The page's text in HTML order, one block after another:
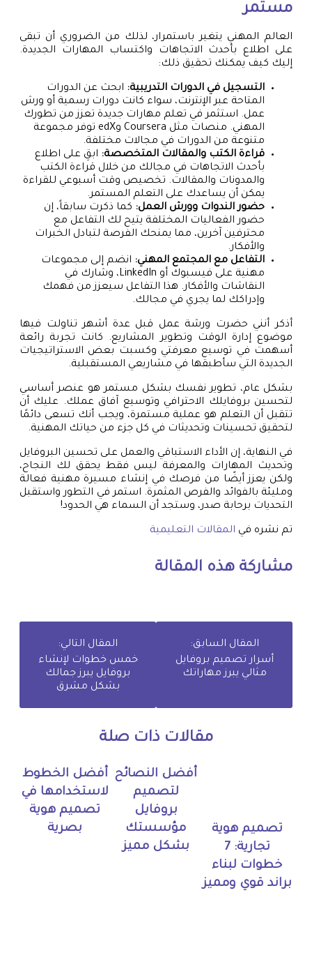
مستمر
العالم المهني يتغير باستمرار، لذلك من الضروري أن تبقى
على اطلاع بأحدث الاتجاهات واكتساب المهارات الجديدة.
إليك كيف يمكنك تحقيق ذلك:
التسجيل في الدورات التدريبية: ابحث عن الدورات
المتاحة عبر الإنترنت، سواء كانت دورات رسمية أو ورش
عمل. استثمر في تعلم مهارات جديدة تعزز من تطورك
المهني. منصات مثل Coursera وedX توفر مجموعة
متنوعة من الدورات في مجالات مختلفة.
قراءة الكتب والمقالات المتخصصة: ابقِ على اطلاع
بأحدث الاتجاهات في مجالك من خلال قراءة الكتب
والمدونات والمقالات. تخصيص وقت أسبوعي للقراءة
يمكن أن يساعدك على التعلم المستمر.
حضور الندوات وورش العمل: كما ذكرت سابقاً، إن
حضور الفعاليات المختلفة يتيح لك التفاعل مع
محترفين آخرين، مما يمنحك الفرصة لتبادل الخبرات
والأفكار.
التفاعل مع المجتمع المهني: انضم إلى مجموعات
مهنية على فيسبوك أو LinkedIn، وشارك في
النقاشات والأفكار. هذا التفاعل سيعزز من فهمك
وإدراكك لما يجري في مجالك.
أذكر أنني حضرت ورشة عمل قبل عدة أشهر تناولت فيها
موضوع إدارة الوقت وتطوير المشاريع. كانت تجربة رائعة
أسهمت في توسيع معرفتي وكسبت بعض الاستراتيجيات
الجديدة التي سأطبقها في مشاريعي المستقبلية.
بشكل عام، تطوير نفسك بشكل مستمر هو عنصر أساسي
لتحسين بروفايلك الاحترافي وتوسيع آفاق عملك. عليك أن
تتقبل أن التعلم هو عملية مستمرة، ويجب أنك تسعى دائمًا
لتحقيق تحسينات وتحديثات في كل جزء من حياتك المهنية.
في النهاية، إن الأداء الاستباقي والعمل على تحسين البروفايل
وتحديث المهارات والمعرفة ليس فقط يحقق لك النجاح،
ولكن يعزز أيضًا من فرصك في إنشاء مسيرة مهنية فعالة
ومليئة بالفوائد والفرص المثمرة. استمر في التطور واستقبل
التحديات برحابة صدر، وستجد أن السماء هي الحدود!
تم نشره في المقالات التعليمية
مشاركة هذه المقالة
المقال السابق:
أسرار تصميم بروفايل
مثالي يبرز مهاراتك
المقال التالي:
خمس خطوات لإنشاء
بروفايل يبرز جمالك
بشكل مشرق
مقالات ذات صلة
تصميم هوية
تجارية: 7
خطوات لبناء
براند قوي ومميز
أفضل النصائح
لتصميم
بروفايل
مؤسستك
بشكل مميز
أفضل الخطوط
لاستخدامها في
تصميم هوية
بصرية